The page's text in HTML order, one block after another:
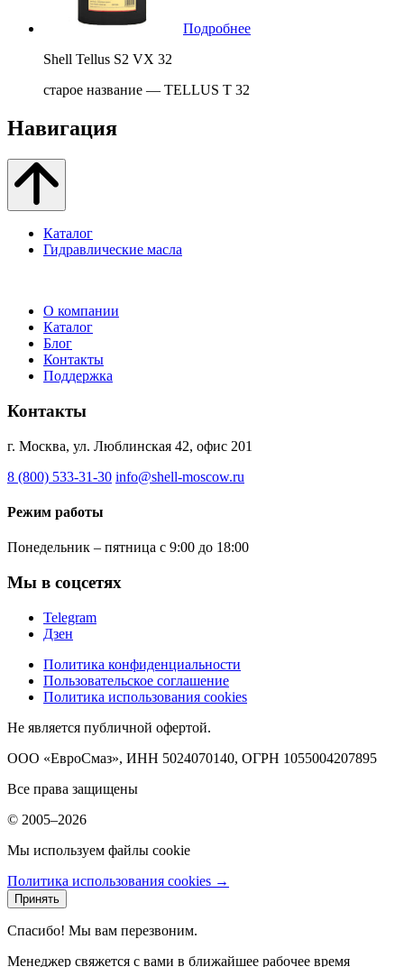
Подробнее
Shell Tellus S2 VX 32
старое название — TELLUS T 32
Навигация
Каталог
Гидравлические масла
О компании
Каталог
Блог
Контакты
Поддержка
Контакты
г. Москва, ул. Люблинская 42, офис 201
8 (800) 533-31-30 info@shell-moscow.ru
Режим работы
Понедельник – пятница с 9:00 до 18:00
Мы в соцсетях
Telegram
Дзен
Политика конфиденциальности
Пользовательское соглашение
Политика использования cookies
Не является публичной офертой.
ООО «ЕвроСмаз», ИНН 5024070140, ОГРН 1055004207895
Все права защищены
© 2005–2026
Мы используем файлы cookie
Политика использования cookies →
Принять
Спасибо! Мы вам перезвоним.
Менеджер свяжется с вами в ближайшее рабочее время